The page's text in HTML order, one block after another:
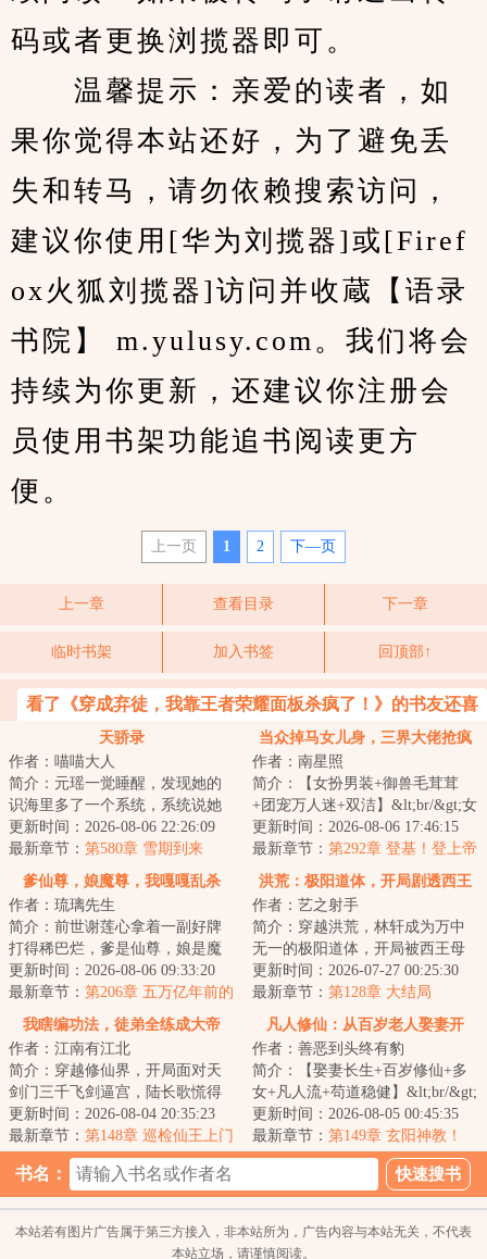
码或者更换浏揽器即可。
温馨提示：亲爱的读者，如
果你觉得本站还好，为了避免丢
失和转马，请勿依赖搜索访问，
建议你使用[华为刘揽器]或[Firef
ox火狐刘揽器]访问并收蔵【语录
书院】 m.yulusy.com。我们将会
持续为你更新，还建议你注册会
员使用书架功能追书阅读更方
便。
上一页 1 2 下—页
上一章 查看目录 下一章
临时书架 加入书签 回顶部↑
看了《穿成弃徒，我靠王者荣耀面板杀疯了！》的书友还喜
欢看
天骄录
作者：喵喵大人
简介：元瑶一觉睡醒，发现她的
识海里多了一个系统，系统说她
是《霸道仙尊狠狠宠》里面的炮
灰角色，她元瑶...
更新时间：2026-08-06 22:26:09
最新章节： 第580章 雪期到来
当众掉马女儿身，三界大佬抢疯
作者：南星照
简介：【女扮男装+御兽毛茸茸
+团宠万人迷+双洁】&lt;br/&gt;女
扮男装苟仙门，谁知师妹捧着孕
肚上门：“师...
更新时间：2026-08-06 17:46:15
最新章节： 第292章 登基！登上帝
王之位
爹仙尊，娘魔尊，我嘎嘎乱杀
作者：琉璃先生
简介：前世谢莲心拿着一副好牌
打得稀巴烂，爹是仙尊，娘是魔
尊，自己是冠绝古今的天才，却
因为小师妹柳如...
更新时间：2026-08-06 09:33:20
最新章节： 第206章 五万亿年前的
苏珩
洪荒：极阳道体，开局剧透西王
母
作者：艺之射手
简介：穿越洪荒，林轩成为万中
无一的极阳道体，开局被西王母
抓回囚禁于密室即将成为炉鼎，
觉醒剧透系统。...
更新时间：2026-07-27 00:25:30
最新章节： 第128章 大结局
我瞎编功法，徒弟全练成大帝
了！
作者：江南有江北
简介：穿越修仙界，开局面对天
剑门三千飞剑逼宫，陆长歌慌得
一批。&lt;br/&gt;幸好觉醒【万道
授徒返还系...
更新时间：2026-08-04 20:35:23
最新章节： 第148章 巡检仙王上门
断水，叶炎一勺炒熟天劫
凡人修仙：从百岁老人娶妻开
始！
作者：善恶到头终有豹
简介：【娶妻长生+百岁修仙+多
女+凡人流+苟道稳健】&lt;br/&gt;
八十年前，穿越而来的林寻拜入
仙宗，奈何...
更新时间：2026-08-05 00:45:35
最新章节： 第149章 玄阳神教！
书名：
本站若有图片广告属于第三方接入，非本站所为，广告内容与本站无关，不代表
本站立场，请谨慎阅读。